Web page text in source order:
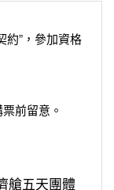
約”，參加資格
前留意。
艙五天團體